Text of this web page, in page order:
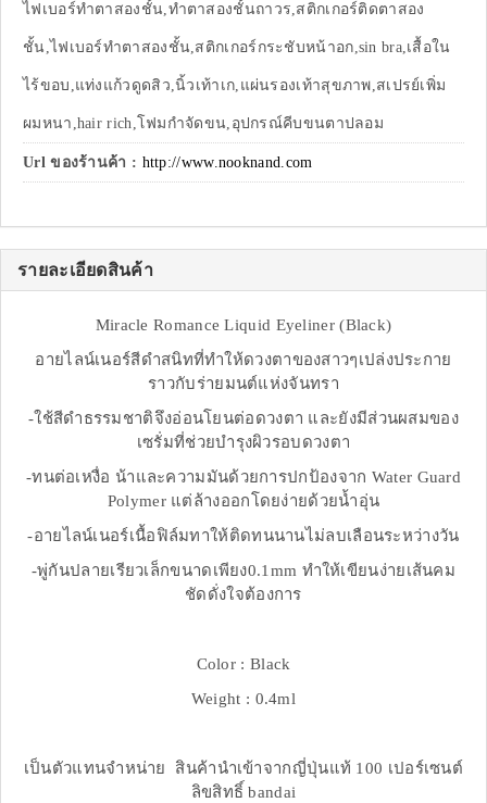
ไฟเบอร์ทำตาสองชั้น,ทำตาสองชั้นถาวร,สติกเกอร์ติดตาสอง
ชั้น,ไฟเบอร์ทำตาสองชั้น,สติกเกอร์กระชับหน้าอก,sin bra,เสื้อใน
ไร้ขอบ,แท่งแก้วดูดสิว,นิ้วเท้าเก,แผ่นรองเท้าสุขภาพ,สเปรย์เพิ่ม
ผมหนา,hair rich,โฟมกำจัดขน,อุปกรณ์คีบขนตาปลอม
Url ของร้านค้า : http://www.nooknand.com
รายละเอียดสินค้า
Miracle Romance Liquid Eyeliner (Black)
อายไลน์เนอร์สีดำสนิทที่ทำให้ดวงตาของสาวๆเปล่งประกาย
ราวกับร่ายมนต์แห่งจันทรา
-ใช้สีดำธรรมชาติจึงอ่อนโยนต่อดวงตา และยังมีส่วนผสมของ
เซรั่มที่ช่วยบำรุงผิวรอบดวงตา
-ทนต่อเหงื่อ น้าและความมันด้วยการปกป้องจาก Water Guard
Polymer แต่ล้างออกโดยง่ายด้วยน้ำอุ่น
-อายไลน์เนอร์เนื้อฟิล์มทาให้ติดทนนานไม่ลบเลือนระหว่างวัน
-พู่กันปลายเรียวเล็กขนาดเพียง0.1mm ทำให้เขียนง่ายเส้นคม
ชัดดั่งใจต้องการ
Color : Black
Weight : 0.4ml
เป็นตัวแทนจำหน่าย สินค้านำเข้าจากญี่ปุ่นแท้ 100 เปอร์เซนต์
ลิขสิทธิ์ bandai